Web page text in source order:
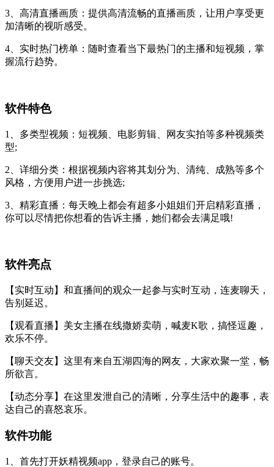
3、高清直播画质：提供高清流畅的直播画质，让用户享受更
加清晰的视听感受。
4、实时热门榜单：随时查看当下最热门的主播和短视频，掌
握流行趋势。
软件特色
1、多类型视频：短视频、电影剪辑、网友实拍等多种视频类
型;
2、详细分类：根据视频内容将其划分为、清纯、成熟等多个
风格，方便用户进一步挑选;
3、精彩直播：每天晚上都会有超多小姐姐们开启精彩直播，
你可以尽情把你想看的告诉主播，她们都会去满足哦!
软件亮点
【实时互动】和直播间的观众一起参与实时互动，连麦聊天，
告别延迟。
【观看直播】美女主播在线撒娇卖萌，喊麦K歌，搞怪逗趣，
欢乐不停。
【聊天交友】这里有来自五湖四海的网友，大家欢聚一堂，畅
所欲言。
【动态分享】在这里发泄自己的清晰，分享生活中的趣事，表
达自己的喜怒哀乐。
软件功能
1、首先打开妖精视频app，登录自己的账号。